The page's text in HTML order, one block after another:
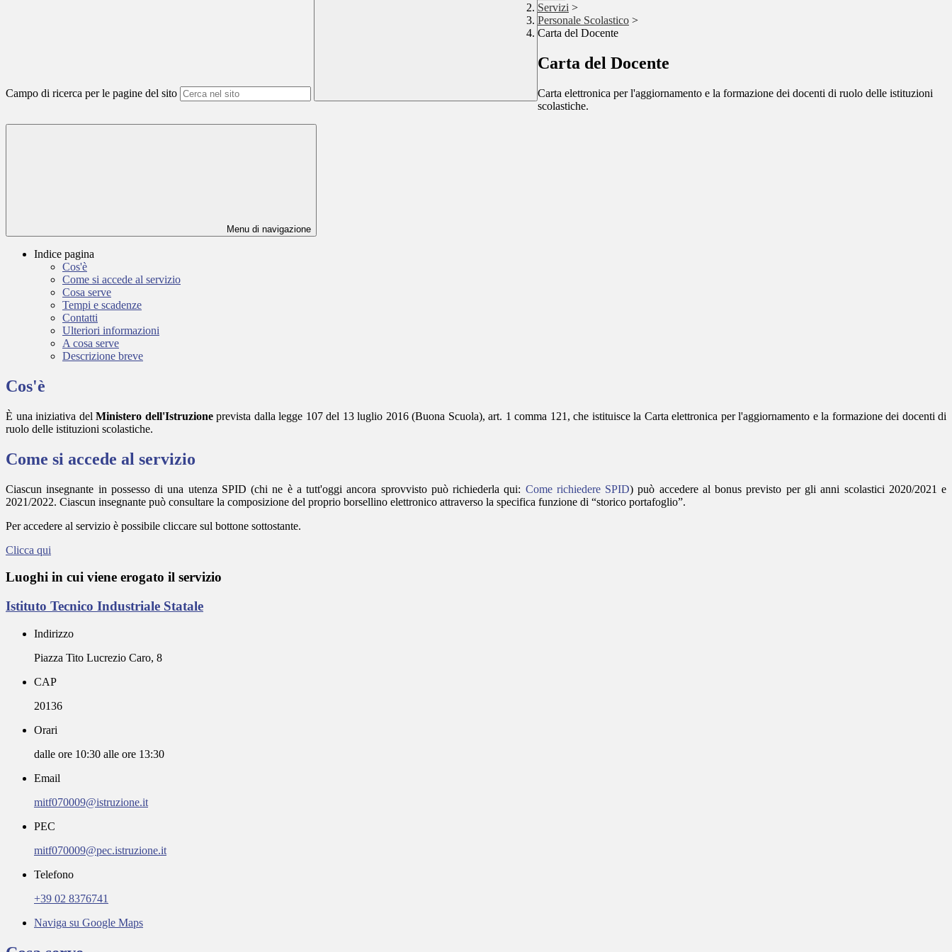
Campo di ricerca per le pagine del sito
Servizi >
Personale Scolastico >
Carta del Docente
Carta del Docente
Carta elettronica per l'aggiornamento e la formazione dei docenti di ruolo delle istituzioni
scolastiche.
Menu di navigazione
Indice pagina
Cos'è
Come si accede al servizio
Cosa serve
Tempi e scadenze
Contatti
Ulteriori informazioni
A cosa serve
Descrizione breve
Cos'è
È una iniziativa del Ministero dell'Istruzioneprevista dalla legge 107 del 13 luglio 2016 (Buona Scuola), art. 1 comma 121, che istituisce la Carta elettronica per l'aggiornamento e la formazione dei docenti di
ruolo delle istituzioni scolastiche.
Come si accede al servizio
Ciascun insegnante in possesso di una utenza SPID (chi ne è a tutt'oggi ancora sprovvisto può richiederla qui: Come richiedere SPID) può accedere al bonus previsto per gli anni scolastici 2020/2021 e
2021/2022. Ciascun insegnante può consultare la composizione del proprio borsellino elettronico attraverso la specifica funzione di “storico portafoglio”.
Per accedere al servizio è possibile cliccare sul bottone sottostante.
Clicca qui
Luoghi in cui viene erogato il servizio
Istituto Tecnico Industriale Statale
Indirizzo
Piazza Tito Lucrezio Caro, 8
CAP
20136
Orari
dalle ore 10:30 alle ore 13:30
Email
mitf070009@istruzione.it
PEC
mitf070009@pec.istruzione.it
Telefono
+39 02 8376741
Naviga su Google Maps